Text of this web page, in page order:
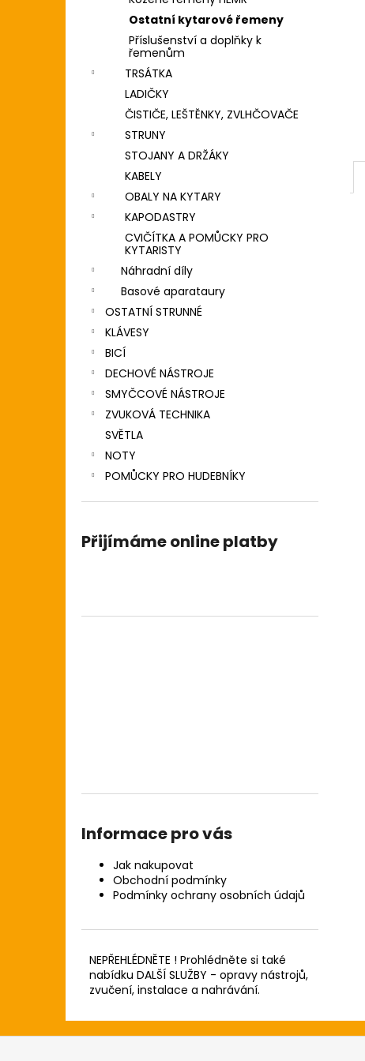
Ostatní kytarové řemeny
Příslušenství a doplňky k
řemenům
TRSÁTKA
LADIČKY
ČISTIČE, LEŠTĚNKY, ZVLHČOVAČE
STRUNY
STOJANY A DRŽÁKY
KABELY
OBALY NA KYTARY
KAPODASTRY
CVIČÍTKA A POMŮCKY PRO
KYTARISTY
Náhradní díly
Basové aparataury
OSTATNÍ STRUNNÉ
KLÁVESY
BICÍ
DECHOVÉ NÁSTROJE
SMYČCOVÉ NÁSTROJE
ZVUKOVÁ TECHNIKA
SVĚTLA
NOTY
POMŮCKY PRO HUDEBNÍKY
Přijímáme online platby
Informace pro vás
Jak nakupovat
Obchodní podmínky
Podmínky ochrany osobních údajů
NEPŘEHLÉDNĚTE ! Prohlédněte si také
nabídku DALŠÍ SLUŽBY - opravy nástrojů,
zvučení, instalace a nahrávání.
8 690 Kč